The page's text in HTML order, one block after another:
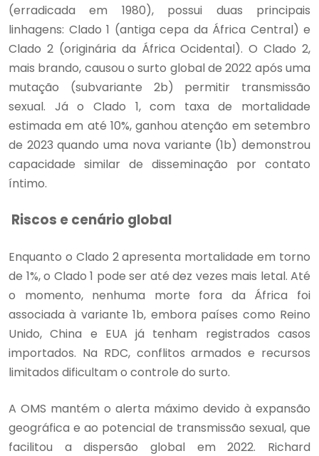
(erradicada em 1980), possui duas principais
linhagens: Clado 1 (antiga cepa da África Central) e
Clado 2 (originária da África Ocidental). O Clado 2,
mais brando, causou o surto global de 2022 após uma
mutação (subvariante 2b) permitir transmissão
sexual. Já o Clado 1, com taxa de mortalidade
estimada em até 10%, ganhou atenção em setembro
de 2023 quando uma nova variante (1b) demonstrou
capacidade similar de disseminação por contato
íntimo.
Riscos e cenário global
Enquanto o Clado 2 apresenta mortalidade em torno
de 1%, o Clado 1 pode ser até dez vezes mais letal. Até
o momento, nenhuma morte fora da África foi
associada à variante 1b, embora países como Reino
Unido, China e EUA já tenham registrados casos
importados. Na RDC, conflitos armados e recursos
limitados dificultam o controle do surto.
A OMS mantém o alerta máximo devido à expansão
geográfica e ao potencial de transmissão sexual, que
facilitou a dispersão global em 2022. Richard